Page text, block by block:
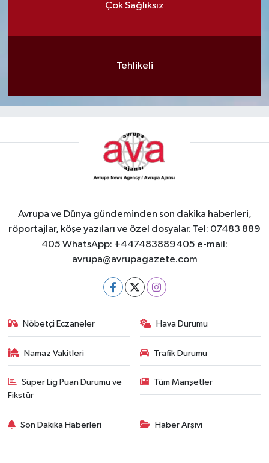
Çok Sağlıksız
Tehlikeli
Avrupa ve Dünya gündeminden son dakika haberleri,
röportajlar, köşe yazıları ve özel dosyalar. Tel: 07483 889
405 WhatsApp: +447483889405 e-mail:
avrupa@avrupagazete.com
Nöbetçi Eczaneler Hava Durumu
Namaz Vakitleri Trafik Durumu
Süper Lig Puan Durumu ve
Fikstür
Tüm Manşetler
Son Dakika Haberleri Haber Arşivi